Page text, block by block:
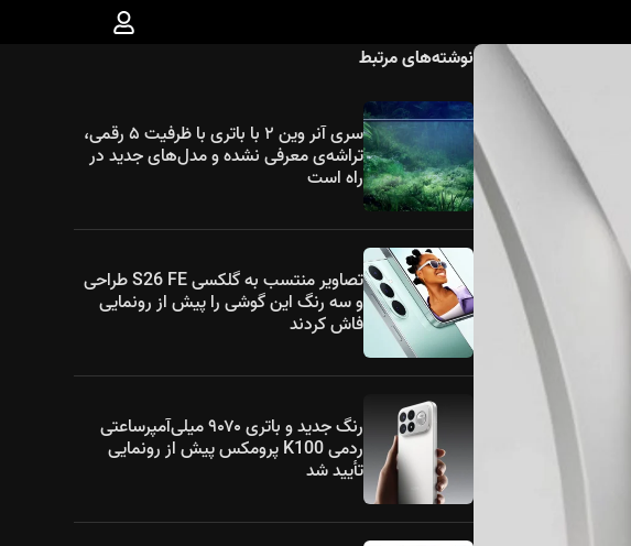
نوشته‌های مرتبط
سری آنر وین ۲ با باتری با ظرفیت ۵ رقمی،
تراشه‌ی معرفی نشده و مدل‌های جدید در
راه است
تصاویر منتسب به گلکسی S26 FE طراحی
و سه رنگ این گوشی را پیش از رونمایی
فاش کردند
رنگ جدید و باتری ۹۰۷۰ میلی‌آمپرساعتی
ردمی K100 پرومکس پیش از رونمایی
تأیید شد